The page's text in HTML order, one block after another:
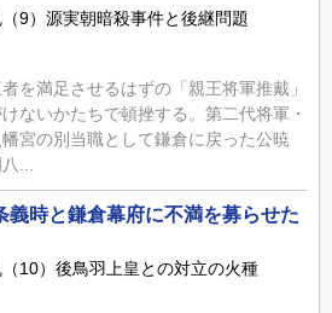
9）源実朝暗殺事件と後継問題
を満足させるはずの「親王将軍推戴」
ないかたちで頓挫する。第二代将軍・
宮の別当職として鎌倉に戻った公暁
...
義時と鎌倉幕府に不満を募らせた
10）後鳥羽上皇との対立の火種